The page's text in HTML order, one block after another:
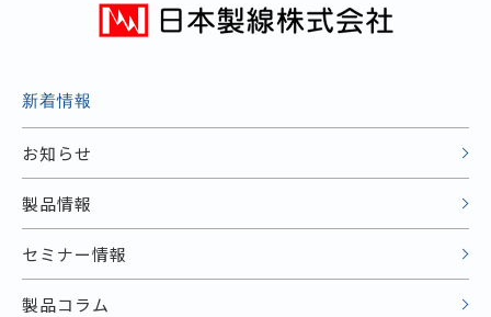
新着情報
お知らせ
製品情報
セミナー情報
製品コラム